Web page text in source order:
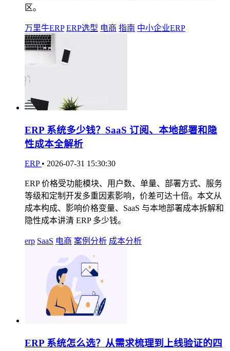
区。
万里牛ERP ERP选型 电商 指南 中小企业ERP
ERP 系统多少钱？SaaS 订阅、本地部署和隐
性成本全解析
ERP • 2026-07-31 15:30:30
ERP 价格受功能模块、用户数、单量、部署方式、服务
等级和定制开发多重因素影响，价差可达十倍。本文从
成本构成、影响价格变量、SaaS 与本地部署成本拆解和
隐性成本讲清 ERP 多少钱。
erp SaaS 电商 案例分析 成本分析
ERP 系统怎么选？从需求梳理到上线验证的四